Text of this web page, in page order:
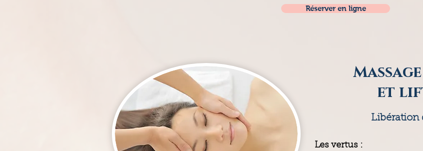
Réserver en ligne
et
Libération
Les vertus :